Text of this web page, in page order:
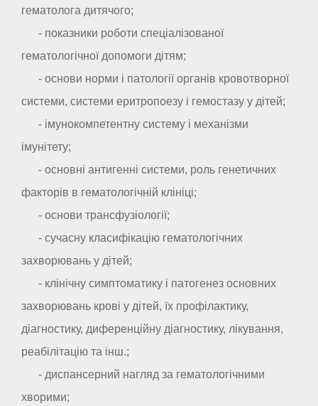
гематолога дитячого;
- показники роботи спеціалізованої
гематологічної допомоги дітям;
- основи норми і патології органів кровотворної
системи, системи еритропоезу і гемостазу у дітей;
- імунокомпетентну систему і механізми
імунітету;
- основні антигенні системи, роль генетичних
факторів в гематологічній клініці;
- основи трансфузіології;
- сучасну класифікацію гематологічних
захворювань у дітей;
- клінічну симптоматику і патогенез основних
захворювань крові у дітей, їх профілактику,
діагностику, диференційну діагностику, лікування,
реабілітацію та інш.;
- диспансерний нагляд за гематологічними
хворими;